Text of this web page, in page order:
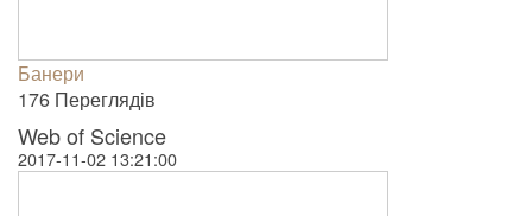
Банери
176 Пере­гля­дів
Web of Science
2017-11-02 13:21:00